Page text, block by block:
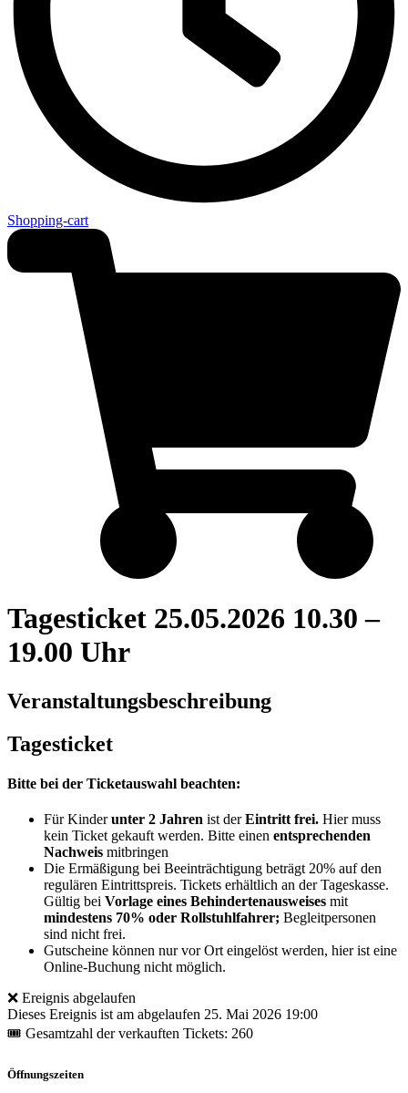
Shopping-cart
Tagesticket 25.05.2026 10.30 –
19.00 Uhr
Veranstaltungsbeschreibung
Tagesticket
Bitte bei der Ticketauswahl beachten:
Für Kinderunter 2 Jahren ist derEintritt frei. Hier muss
kein Ticket gekauft werden. Bitte einen entsprechenden
Nachweis mitbringen
Die Ermäßigung bei Beeinträchtigung beträgt 20% auf den
regulären Eintrittspreis. Tickets erhältlich an der Tageskasse.
Gültig bei Vorlage eines Behindertenausweises mit
mindestens 70% oder Rollstuhlfahrer; Begleitpersonen
sind nicht frei.
Gutscheine können nur vor Ort eingelöst werden, hier ist eine
Online-Buchung nicht möglich.
❌ Ereignis abgelaufen
Dieses Ereignis ist am abgelaufen 25. Mai 2026 19:00
🎟 Gesamtzahl der verkauften Tickets: 260
Öffnungszeiten